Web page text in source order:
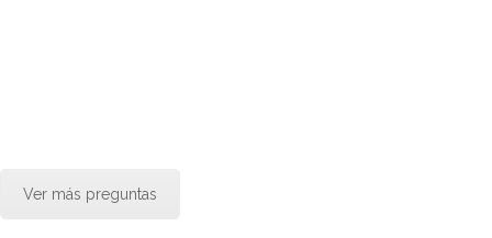
Ver más preguntas